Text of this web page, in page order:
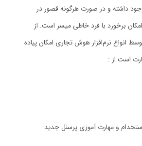
داشته و در صورت هرگونه قصور در
برخورد با فرد خاطی میسر است. از
انواع نرم‌افزار هوش تجاری امکان پیاده
است از :
و مهارت آموزی پرسنل جدید